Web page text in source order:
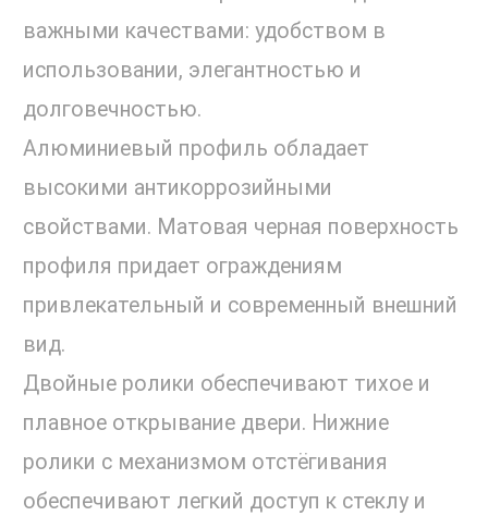
важными качествами: удобством в
использовании, элегантностью и
долговечностью.
Алюминиевый профиль обладает
высокими антикоррозийными
свойствами. Матовая черная поверхность
профиля придает ограждениям
привлекательный и современный внешний
вид.
Двойные ролики обеспечивают тихое и
плавное открывание двери. Нижние
ролики с механизмом отстёгивания
обеспечивают легкий доступ к стеклу и